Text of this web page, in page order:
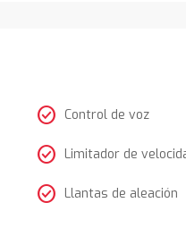
check_circle Control de voz
check_circle Limitador de
check_circle Llantas de aleación